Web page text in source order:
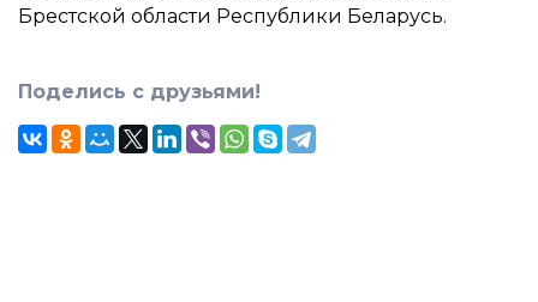
Брестской области Республики Беларусь.
Поделись с друзьями!